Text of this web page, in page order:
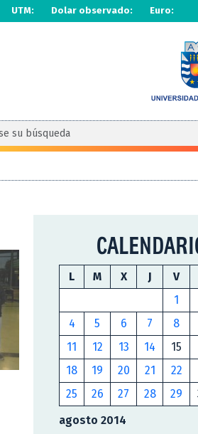
UTM: Dolar observado: Euro:
agosto 2014
L M X J V
1
4
5 6 7 8
11
12 13 14 15
18
19 20 21 22
25
26 27 28 29